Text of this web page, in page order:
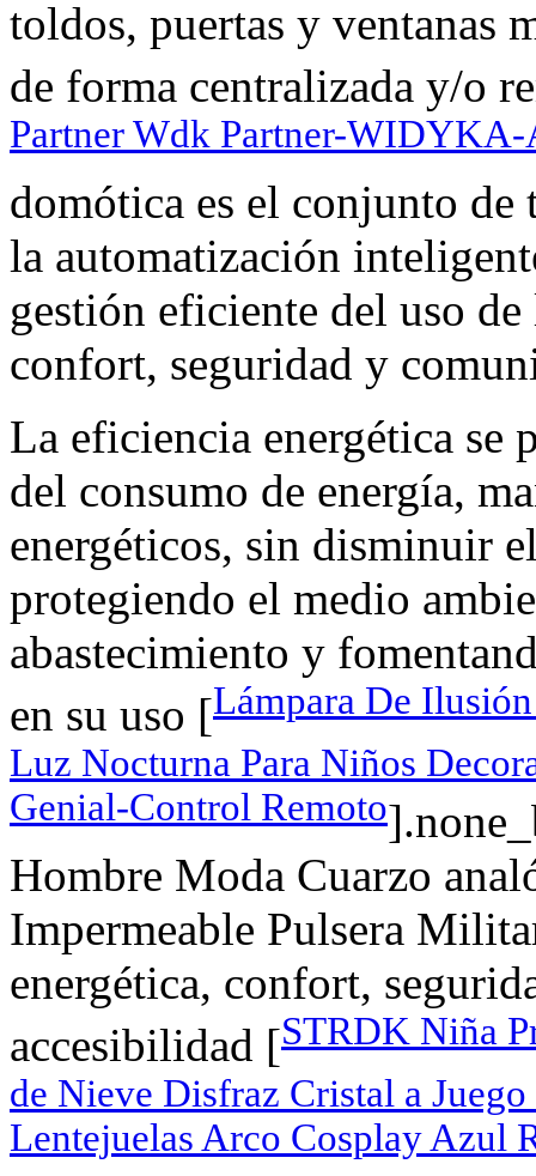
toldos, puertas y ventanas
de forma centralizada y/o
Partner Wdk Partner-
domótica es el conjunto
la automatización
gestión eficiente del uso
confort, seguridad y
La eficiencia energética se
del consumo de energía,
energéticos, sin disminuir
protegiendo el medio
abastecimiento y
en su uso [Lámpara De
Luz Nocturna Para Niños
Genial-Control Remoto
Hombre Moda Cuarzo
Impermeable Pulsera
energética, confort,
accesibilidad [STRDK Niña
de Nieve Disfraz Cristal a
Lentejuelas Arco Cosplay Azul